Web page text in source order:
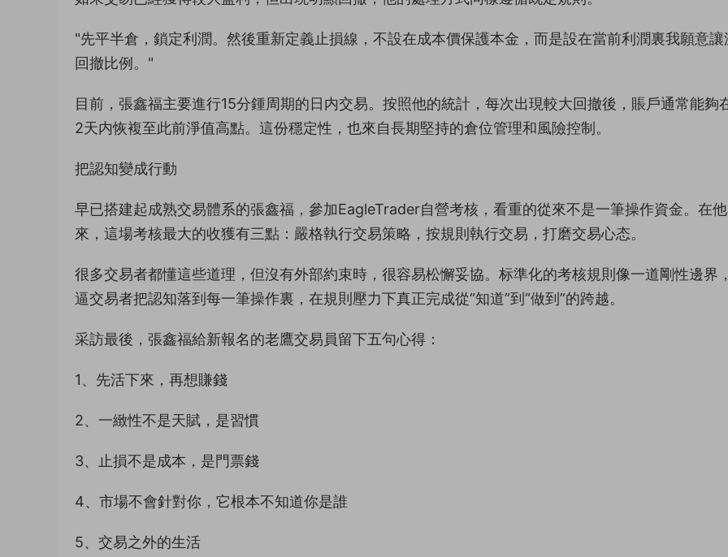
"先平半倉，鎖定利潤。然後重新定義止損線，不設在成本價保護本金，而是設在當前利潤裏我願意讓
回撤比例。"
目前，張鑫福主要進行15分鍾周期的日内交易。按照他的統計，每次出現較大回撤後，賬戶通常能夠
2天内恢複至此前淨值高點。這份穩定性，也來自長期堅持的倉位管理和風險控制。
把認知變成行動
早已搭建起成熟交易體系的張鑫福，參加EagleTrader自營考核，看重的從來不是一筆操作資金。在
來，這場考核最大的收獲有三點：嚴格執行交易策略，按規則執行交易，打磨交易心态。
很多交易者都懂這些道理，但沒有外部約束時，很容易松懈妥協。标準化的考核規則像一道剛性邊界
逼交易者把認知落到每一筆操作裏，在規則壓力下真正完成從“知道”到“做到”的跨越。
采訪最後，張鑫福給新報名的老鷹交易員留下五句心得：
1、先活下來，再想賺錢
2、一緻性不是天賦，是習慣
3、止損不是成本，是門票錢
4、市場不會針對你，它根本不知道你是誰
5、交易之外的生活